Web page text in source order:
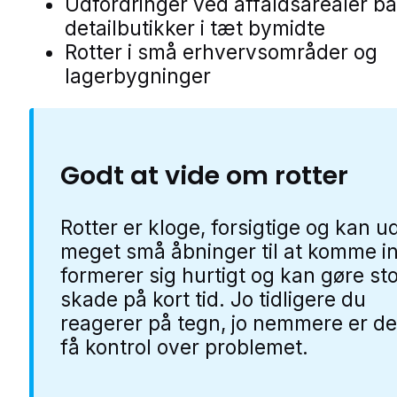
detailbutikker i tæt bymidte
Rotter i små erhvervsområder og
lagerbygninger
Godt at vide om rotter
Rotter er kloge, forsigtige og kan
meget små åbninger til at komme
formerer sig hurtigt og kan gøre
skade på kort tid. Jo tidligere du
reagerer på tegn, jo nemmere er
få kontrol over problemet.